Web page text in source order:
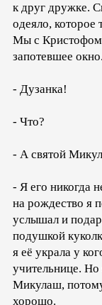
к друг дружке.
одеяло, которое
Мы с Кристофом
запотевшее окно.
- Дузанка!
- Что?
- А святой
- Я его никогда
на рождество я
услышал и
подушкой
я её украла у
учительнице.
Микулаш,
хорошо.